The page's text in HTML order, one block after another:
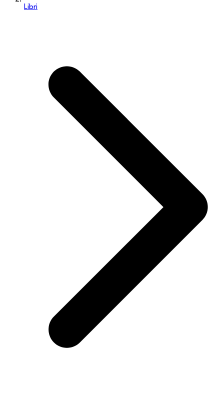
Libri